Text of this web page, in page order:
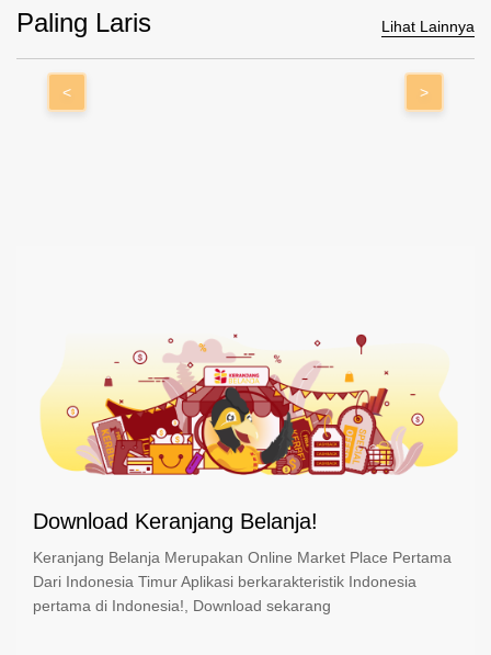
Paling Laris Lihat Lainnya
< >
Download Keranjang Belanja!
Keranjang Belanja Merupakan Online Market Place Pertama
Dari Indonesia Timur Aplikasi berkarakteristik Indonesia
pertama di Indonesia!, Download sekarang